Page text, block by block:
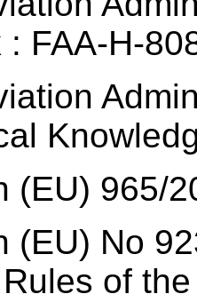
: FAA-H-
(EU) 965/
(EU) No
of